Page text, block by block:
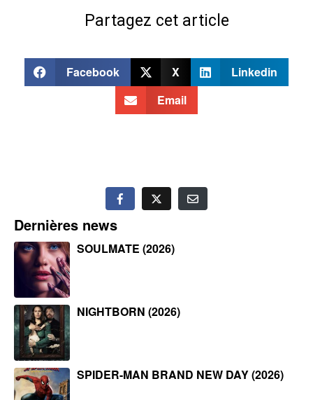
Partagez cet article
Facebook X
Linkedin
Email
Dernières news
SOULMATE (2026)
NIGHTBORN (2026)
SPIDER-MAN BRAND NEW DAY (2026)